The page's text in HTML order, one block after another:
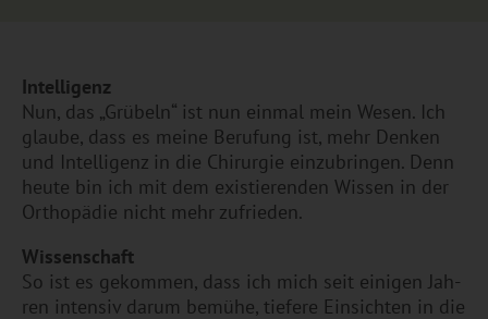
In­tel­li­genz
Nun, das „Grü­beln“ ist nun ein­mal mein Wesen. Ich
glau­be, dass es meine Be­ru­fung ist, mehr Den­ken
und In­tel­li­genz in die Chir­ur­gie ein­zu­brin­gen. Denn
heute bin ich mit dem exis­tie­ren­den Wis­sen in der
Or­tho­pä­die nicht mehr zu­frie­den.
Wis­sen­schaft
So ist es ge­kom­men, dass ich mich seit ei­ni­gen Jah­
ren in­ten­siv darum be­mü­he, tie­fe­re Ein­sich­ten in die